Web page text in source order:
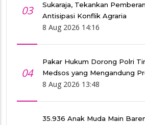
03
Sukaraja, Tekankan
Antisipasi Konflik Agraria
8 Aug 2026 14:16
04
Pakar Hukum Dorong Polri
Medsos yang Mengandung
8 Aug 2026 13:48
35.936 Anak Muda Main